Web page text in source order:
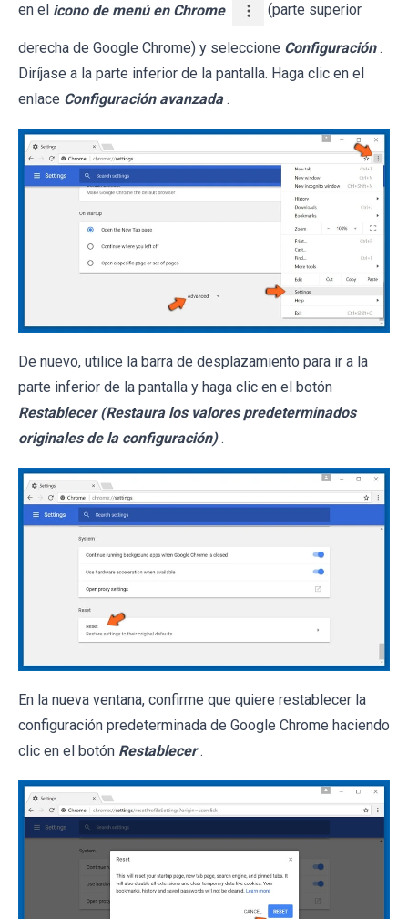
en el icono de menú en Chrome (parte superior
derecha de Google Chrome) y seleccione Configuración .
Diríjase a la parte inferior de la pantalla. Haga clic en el
enlace Configuración avanzada .
De nuevo, utilice la barra de desplazamiento para ir a la
parte inferior de la pantalla y haga clic en el botón
Restablecer (Restaura los valores predeterminados
originales de la configuración) .
En la nueva ventana, confirme que quiere restablecer la
configuración predeterminada de Google Chrome haciendo
clic en el botón Restablecer .